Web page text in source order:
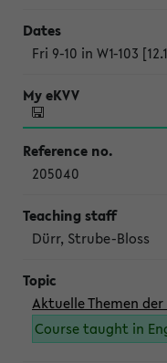
Fri 9-10 in W1-103
205040
Dürr, Strube-Bloss
Aktuelle Themen
Course taught in